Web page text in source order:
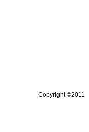
Copyright ©2011